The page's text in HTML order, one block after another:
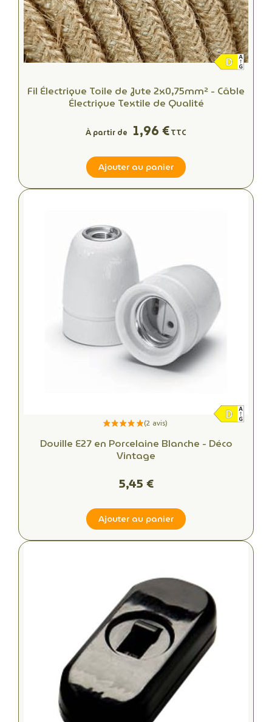
Fil Électrique Toile de Jute 2x0,75mm² - Câble
Électrique Textile de Qualité
À partir de 1,96 €TTC
Ajouter au panier
Douille E27 en Porcelaine Blanche - Déco
Vintage
5,45 €
Ajouter au panier